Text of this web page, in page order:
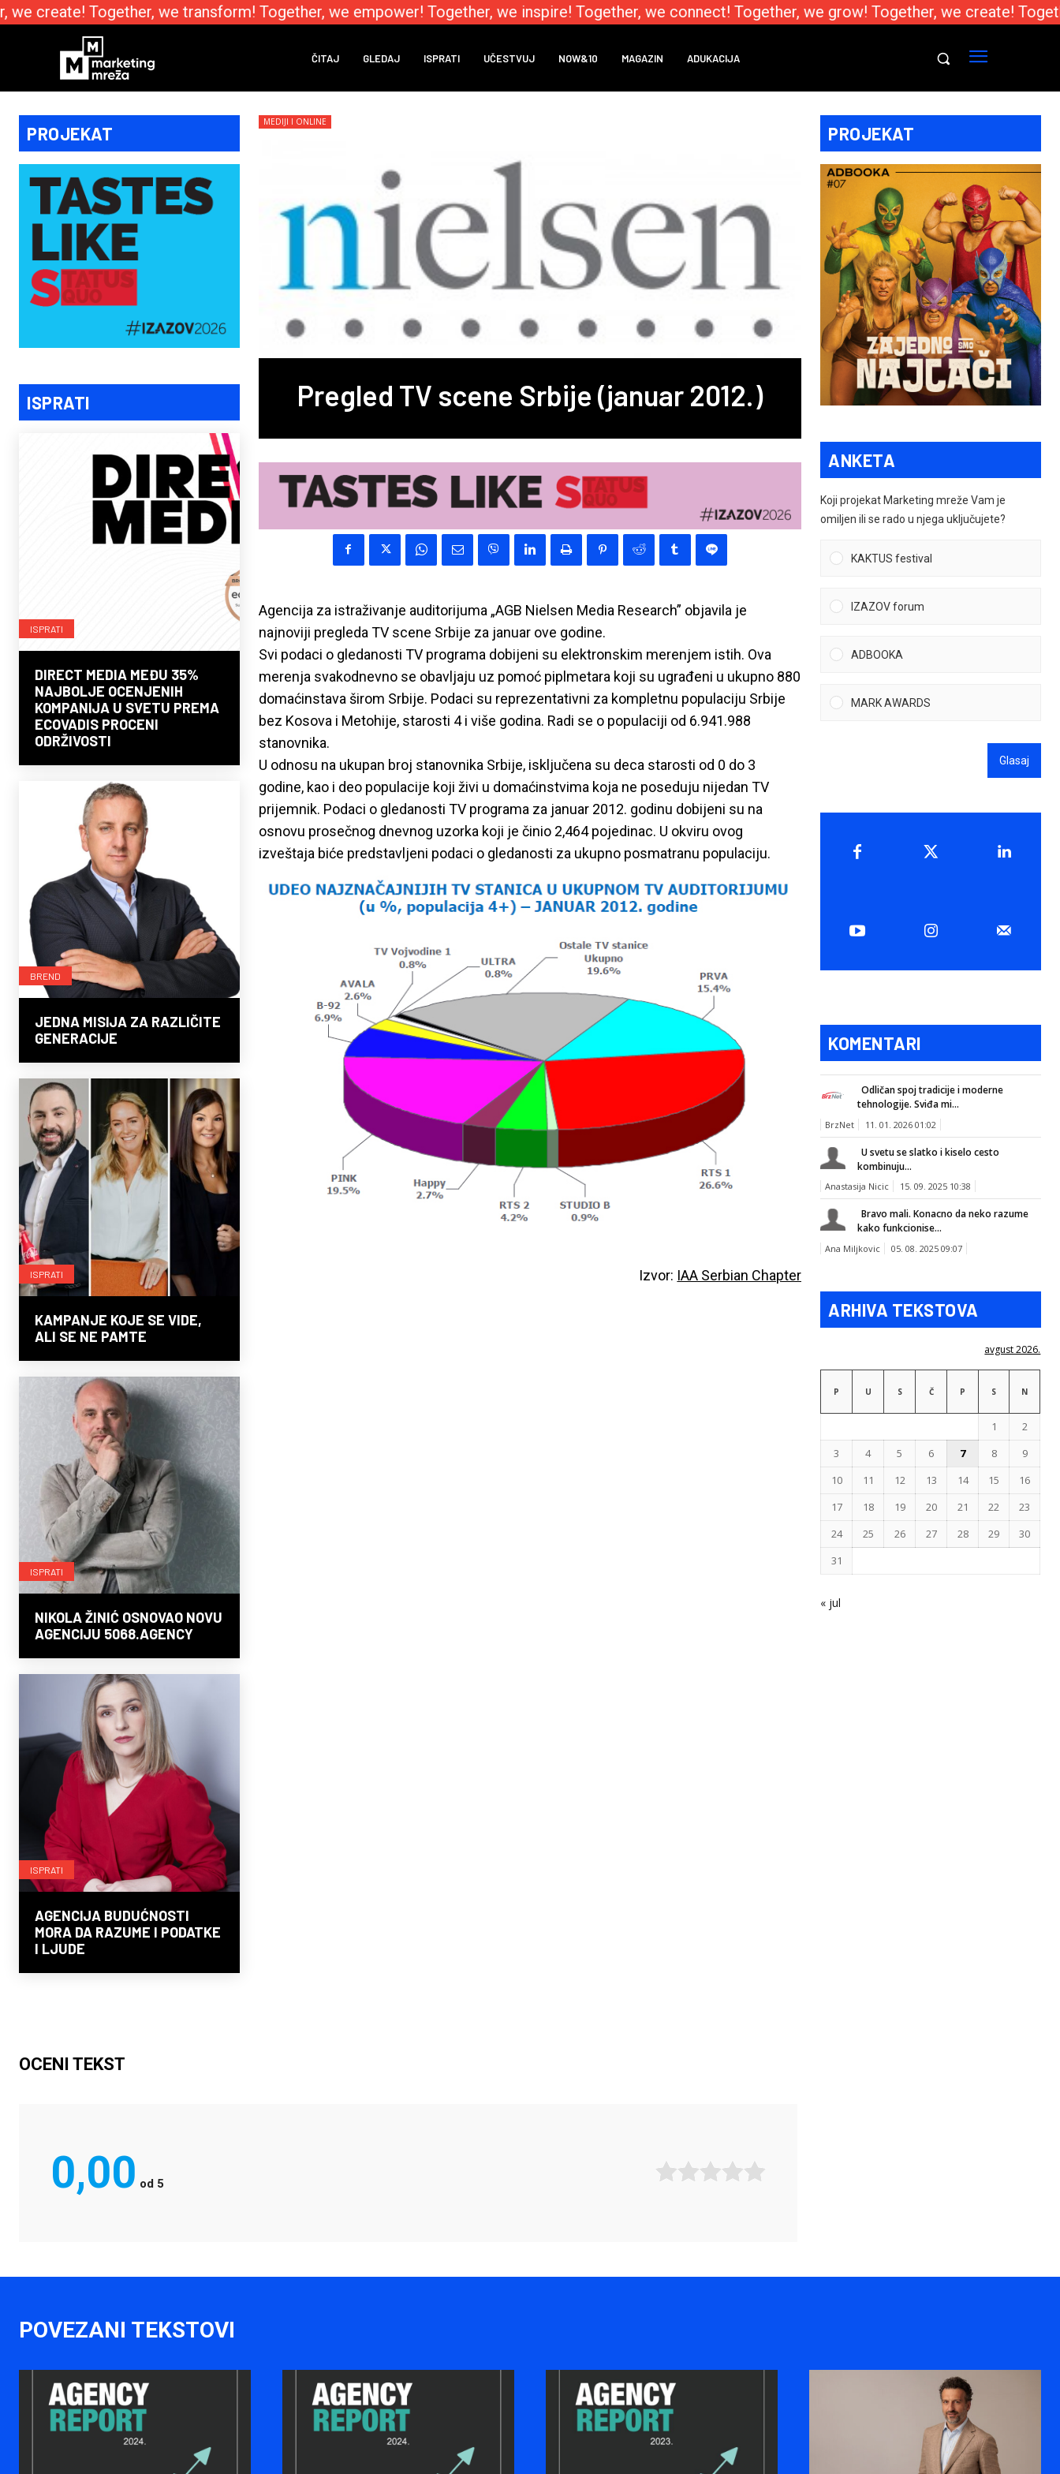
create! Together, we transform! Together, we empower! Together, we inspire! Together, we connect! Together, we grow! Together, we create!
ČITAJ GLEDAJ ISPRATI UČESTVUJ NOW&10 MAGAZIN ADUKACIJA
PROJEKAT
ISPRATI
ISPRATI
DIRECT MEDIA MEĐU 35%
NAJBOLJE OCENJENIH
KOMPANIJA U SVETU PREMA
ECOVADIS PROCENI
ODRŽIVOSTI
BREND
JEDNA MISIJA ZA RAZLIČITE
GENERACIJE
ISPRATI
KAMPANJE KOJE SE VIDE,
ALI SE NE PAMTE
ISPRATI
NIKOLA ŽINIĆ OSNOVAO NOVU
AGENCIJU 5068.AGENCY
ISPRATI
AGENCIJA BUDUĆNOSTI
MORA DA RAZUME I PODATKE
I LJUDE
MEDIJI I ONLINE
Pregled TV scene Srbije (januar 2012.)
Agencija za istraživanje auditorijuma „AGB Nielsen Media Research” objavila je
najnoviji pregleda TV scene Srbije za januar ove godine.
Svi podaci o gledanosti TV programa dobijeni su elektronskim merenjem istih. Ova
merenja svakodnevno se obavljaju uz pomoć piplmetara koji su ugrađeni u ukupno 880
domaćinstava širom Srbije. Podaci su reprezentativni za kompletnu populaciju Srbije
bez Kosova i Metohije, starosti 4 i više godina. Radi se o populaciji od 6.941.988
stanovnika.
U odnosu na ukupan broj stanovnika Srbije, isključena su deca starosti od 0 do 3
godine, kao i deo populacije koji živi u domaćinstvima koja ne poseduju nijedan TV
prijemnik. Podaci o gledanosti TV programa za januar 2012. godinu dobijeni su na
osnovu prosečnog dnevnog uzorka koji je činio 2,464 pojedinac. U okviru ovog
izveštaja biće predstavljeni podaci o gledanosti za ukupno posmatranu populaciju.
Izvor: IAA Serbian Chapter
PROJEKAT
ANKETA
Koji projekat Marketing mreže Vam je
omiljen ili se rado u njega uključujete?
KAKTUS festival
IZAZOV forum
ADBOOKA
MARK AWARDS
Glasaj
KOMENTARI
Odličan spoj tradicije i moderne
tehnologije. Sviđa mi...
BrzNet 11. 01. 2026 01:02
U svetu se slatko i kiselo cesto
kombinuju...
Anastasija Nicic 15. 09. 2025 10:38
Bravo mali. Konacno da neko razume
kako funkcionise...
Ana Miljkovic 05. 08. 2025 09:07
ARHIVA TEKSTOVA
avgust 2026.
P U S Č P S N
1
2
3
4 5 6 7 8
9
10
11 12 13 14 15
16
17
18 19 20 21 22
23
24
25 26 27 28 29
30
31
« jul
OCENI TEKST
0,00 od 5
POVEZANI TEKSTOVI